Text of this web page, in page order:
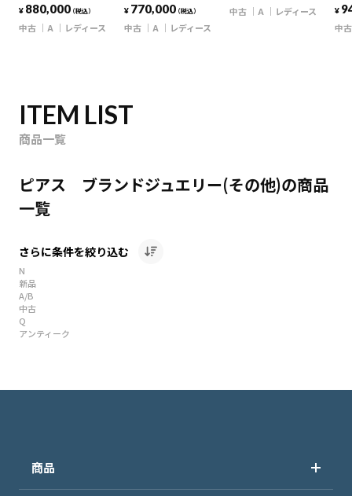
¥ 880,000（税込）
中古 A レディース
¥ 770,000（税込）
中古 A レディース
中古 A レディース ¥
中古
ITEM LIST
商品一覧
ピアス ブランドジュエリー(その他)の商品
一覧
さらに条件を絞り込む
N
新品
A/B
中古
Q
アンティーク
商品